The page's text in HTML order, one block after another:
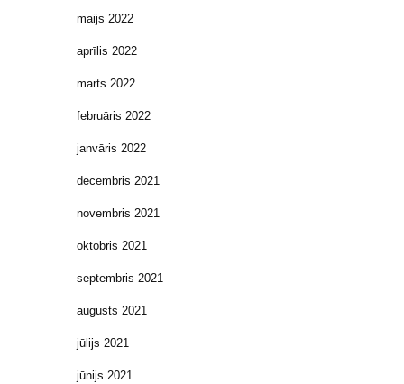
maijs 2022
aprīlis 2022
marts 2022
februāris 2022
janvāris 2022
decembris 2021
novembris 2021
oktobris 2021
septembris 2021
augusts 2021
jūlijs 2021
jūnijs 2021